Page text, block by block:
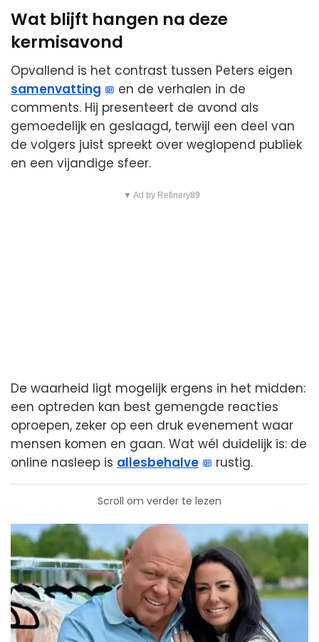
Wat blijft hangen na deze
kermisavond
Opvallend is het contrast tussen Peters eigen
samenvatting
en de verhalen in de
comments. Hij presenteert de avond als
gemoedelijk en geslaagd, terwijl een deel van
de volgers juist spreekt over weglopend publiek
en een vijandige sfeer.
▼ Ad by Refinery89
De waarheid ligt mogelijk ergens in het midden:
een optreden kan best gemengde reacties
oproepen, zeker op een druk evenement waar
mensen komen en gaan. Wat wél duidelijk is: de
online nasleep is allesbehalve rustig.
Scroll om verder te lezen